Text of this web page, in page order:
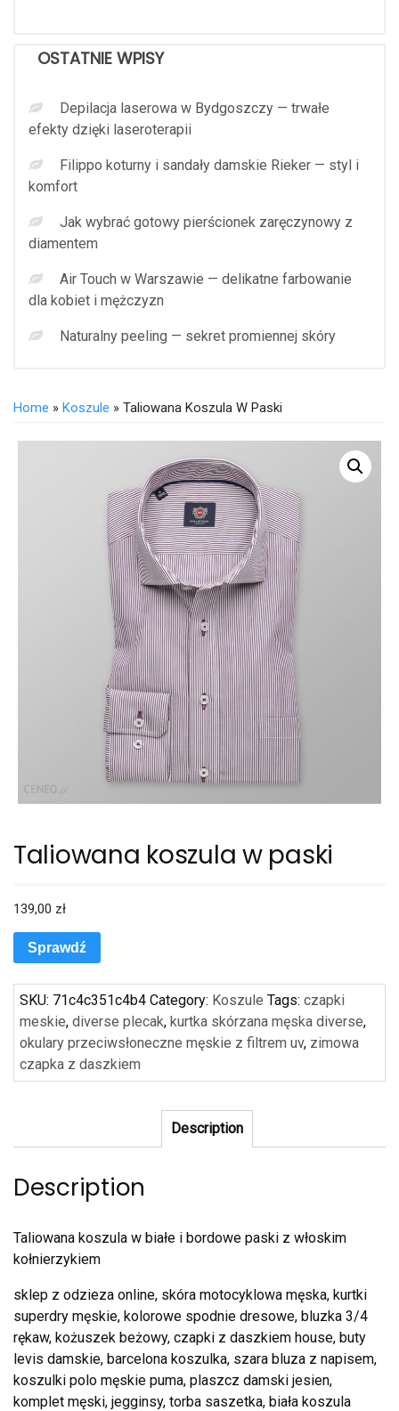
OSTATNIE WPISY
Depilacja laserowa w Bydgoszczy — trwałe
efekty dzięki laseroterapii
Filippo koturny i sandały damskie Rieker — styl i
komfort
Jak wybrać gotowy pierścionek zaręczynowy z
diamentem
Air Touch w Warszawie — delikatne farbowanie
dla kobiet i mężczyzn
Naturalny peeling — sekret promiennej skóry
Home » Koszule » Taliowana Koszula W Paski
Taliowana koszula w paski
139,00 zł
Sprawdź
SKU: 71c4c351c4b4 Category: Koszule Tags: czapki
meskie, diverse plecak, kurtka skórzana męska diverse,
okulary przeciwsłoneczne męskie z filtrem uv, zimowa
czapka z daszkiem
Description
Description
Taliowana koszula w białe i bordowe paski z włoskim
kołnierzykiem
sklep z odzieza online, skóra motocyklowa męska, kurtki
superdry męskie, kolorowe spodnie dresowe, bluzka 3/4
rękaw, kożuszek beżowy, czapki z daszkiem house, buty
levis damskie, barcelona koszulka, szara bluza z napisem,
koszulki polo męskie puma, plaszcz damski jesien,
komplet męski, jegginsy, torba saszetka, biała koszula